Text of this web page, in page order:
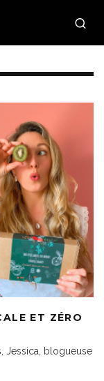
ET ZÉRO
Jessica, blogueuse